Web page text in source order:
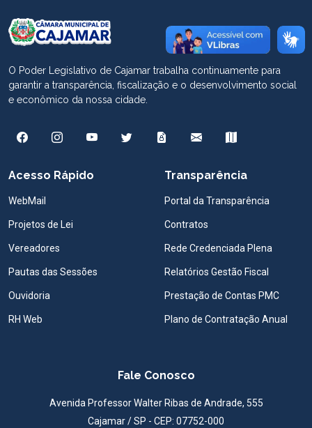
O Poder Legislativo de Cajamar trabalha continuamente para
garantir a transparência, fiscalização e o desenvolvimento social
e econômico da nossa cidade.
Acesso Rápido
WebMail
Projetos de Lei
Vereadores
Pautas das Sessões
Ouvidoria
RH Web
Transparência
Portal da Transparência
Contratos
Rede Credenciada Plena
Relatórios Gestão Fiscal
Prestação de Contas PMC
Plano de Contratação Anual
Fale Conosco
Avenida Professor Walter Ribas de Andrade, 555
Cajamar / SP - CEP: 07752-000